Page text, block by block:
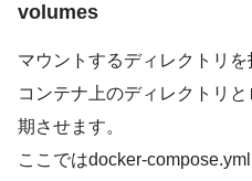
volumes
マウントするディレクトリを
コンテナ上のディレクトリ
期させます。
ここではdocker-